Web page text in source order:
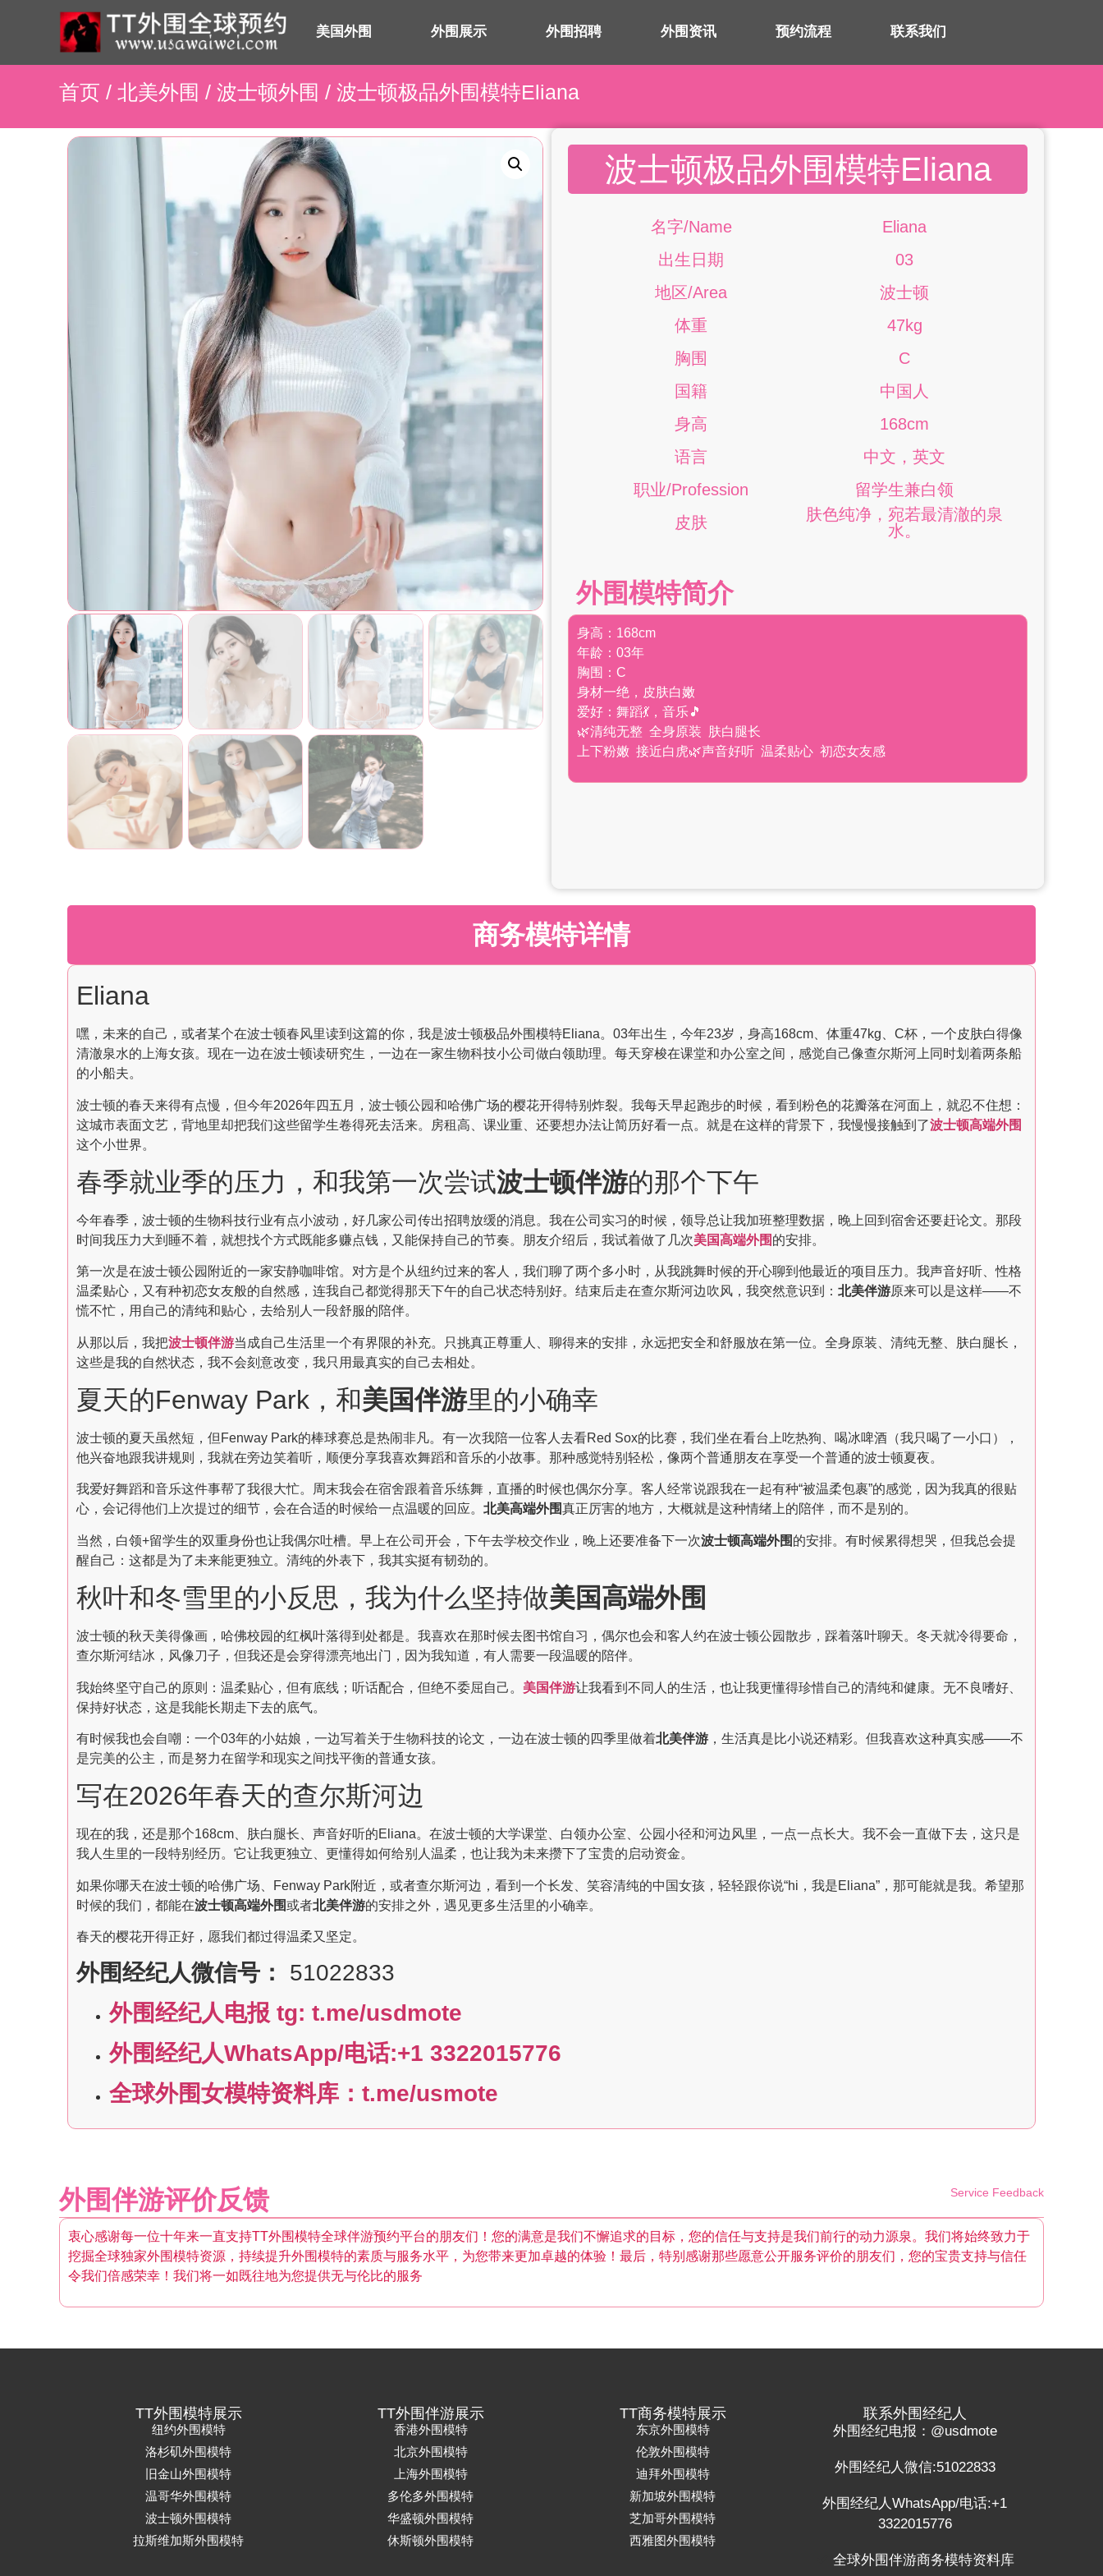
美国外围 外围展示 外围招聘 外围资讯 预约流程 联系我们
首页 / 北美外围 / 波士顿外围 / 波士顿极品外围模特Eliana
波士顿极品外围模特Eliana
名字/Name
Eliana
出生日期
03
地区/Area
波士顿
体重
47kg
胸围
C
国籍
中国人
身高
168cm
语言
中文，英文
职业/Profession
留学生兼白领
皮肤
肤色纯净，宛若最清澈的泉
水。
外围模特简介
身高：168cm
年龄：03年
胸围：C
身材一绝，皮肤白嫩
爱好：舞蹈💃，音乐🎵
🌿清纯无整 全身原装 肤白腿长
上下粉嫩 接近白虎🌿声音好听 温柔贴心 初恋女友感
商务模特详情
Eliana
嘿，未来的自己，或者某个在波士顿春风里读到这篇的你，我是波士顿极品外围模特Eliana。03年出生，今年23岁，身高168cm、体重47kg、C杯，一个皮肤白得像
清澈泉水的上海女孩。现在一边在波士顿读研究生，一边在一家生物科技小公司做白领助理。每天穿梭在课堂和办公室之间，感觉自己像查尔斯河上同时划着两条船
的小船夫。
波士顿的春天来得有点慢，但今年2026年四五月，波士顿公园和哈佛广场的樱花开得特别炸裂。我每天早起跑步的时候，看到粉色的花瓣落在河面上，就忍不住想：
这城市表面文艺，背地里却把我们这些留学生卷得死去活来。房租高、课业重、还要想办法让简历好看一点。就是在这样的背景下，我慢慢接触到了波士顿高端外围
这个小世界。
春季就业季的压力，和我第一次尝试波士顿伴游的那个下午
今年春季，波士顿的生物科技行业有点小波动，好几家公司传出招聘放缓的消息。我在公司实习的时候，领导总让我加班整理数据，晚上回到宿舍还要赶论文。那段
时间我压力大到睡不着，就想找个方式既能多赚点钱，又能保持自己的节奏。朋友介绍后，我试着做了几次美国高端外围 的安排。
第一次是在波士顿公园附近的一家安静咖啡馆。对方是个从纽约过来的客人，我们聊了两个多小时，从我跳舞时候的开心聊到他最近的项目压力。我声音好听、性格
温柔贴心，又有种初恋女友般的自然感，连我自己都觉得那天下午的自己状态特别好。结束后走在查尔斯河边吹风，我突然意识到： 北美伴游原来可以是这样——不
慌不忙，用自己的清纯和贴心，去给别人一段舒服的陪伴。
从那以后，我把波士顿伴游当成自己生活里一个有界限的补充。只挑真正尊重人、聊得来的安排，永远把安全和舒服放在第一位。全身原装、清纯无整、肤白腿长，
这些是我的自然状态，我不会刻意改变，我只用最真实的自己去相处。
夏天的Fenway Park，和美国伴游里的小确幸
波士顿的夏天虽然短，但Fenway Park的棒球赛总是热闹非凡。有一次我陪一位客人去看Red Sox的比赛，我们坐在看台上吃热狗、喝冰啤酒（我只喝了一小口），
他兴奋地跟我讲规则，我就在旁边笑着听，顺便分享我喜欢舞蹈和音乐的小故事。那种感觉特别轻松，像两个普通朋友在享受一个普通的波士顿夏夜。
我爱好舞蹈和音乐这件事帮了我很大忙。周末我会在宿舍跟着音乐练舞，直播的时候也偶尔分享。客人经常说跟我在一起有种“被温柔包裹”的感觉，因为我真的很贴
心，会记得他们上次提过的细节，会在合适的时候给一点温暖的回应。 北美高端外围真正厉害的地方，大概就是这种情绪上的陪伴，而不是别的。
当然，白领+留学生的双重身份也让我偶尔吐槽。早上在公司开会，下午去学校交作业，晚上还要准备下一次波士顿高端外围 的安排。有时候累得想哭，但我总会提
醒自己：这都是为了未来能更独立。清纯的外表下，我其实挺有韧劲的。
秋叶和冬雪里的小反思，我为什么坚持做美国高端外围
波士顿的秋天美得像画，哈佛校园的红枫叶落得到处都是。我喜欢在那时候去图书馆自习，偶尔也会和客人约在波士顿公园散步，踩着落叶聊天。冬天就冷得要命，
查尔斯河结冰，风像刀子，但我还是会穿得漂亮地出门，因为我知道，有人需要一段温暖的陪伴。
我始终坚守自己的原则：温柔贴心，但有底线；听话配合，但绝不委屈自己。 美国伴游让我看到不同人的生活，也让我更懂得珍惜自己的清纯和健康。无不良嗜好、
保持好状态，这是我能长期走下去的底气。
有时候我也会自嘲：一个03年的小姑娘，一边写着关于生物科技的论文，一边在波士顿的四季里做着北美伴游 ，生活真是比小说还精彩。但我喜欢这种真实感——不
是完美的公主，而是努力在留学和现实之间找平衡的普通女孩。
写在2026年春天的查尔斯河边
现在的我，还是那个168cm、肤白腿长、声音好听的Eliana。在波士顿的大学课堂、白领办公室、公园小径和河边风里，一点一点长大。我不会一直做下去，这只是
我人生里的一段特别经历。它让我更独立、更懂得如何给别人温柔，也让我为未来攒下了宝贵的启动资金。
如果你哪天在波士顿的哈佛广场、Fenway Park附近，或者查尔斯河边，看到一个长发、笑容清纯的中国女孩，轻轻跟你说“hi，我是Eliana”，那可能就是我。希望那
时候的我们，都能在波士顿高端外围或者北美伴游的安排之外，遇见更多生活里的小确幸。
春天的樱花开得正好，愿我们都过得温柔又坚定。
外围经纪人微信号：
51022833
外围经纪人电报 tg: t.me/usdmote
外围经纪人WhatsApp/电话:+1 3322015776
全球外围女模特资料库：t.me/usmote
外围伴游评价反馈 Service Feedback
衷心感谢每一位十年来一直支持TT外围模特全球伴游预约平台的朋友们！您的满意是我们不懈追求的目标，您的信任与支持是我们前行的动力源泉。我们将始终致力于
挖掘全球独家外围模特资源，持续提升外围模特的素质与服务水平，为您带来更加卓越的体验！最后，特别感谢那些愿意公开服务评价的朋友们，您的宝贵支持与信任
令我们倍感荣幸！我们将一如既往地为您提供无与伦比的服务
TT外围模特展示
纽约外围模特
洛杉矶外围模特
旧金山外围模特
温哥华外围模特
波士顿外围模特
拉斯维加斯外围模特
TT外围伴游展示
香港外围模特
北京外围模特
上海外围模特
多伦多外围模特
华盛顿外围模特
休斯顿外围模特
TT商务模特展示
东京外围模特
伦敦外围模特
迪拜外围模特
新加坡外围模特
芝加哥外围模特
西雅图外围模特
联系外围经纪人
外围经纪电报：@usdmote
外围经纪人微信:51022833
外围经纪人WhatsApp/电话:+1
3322015776
全球外围伴游商务模特资料库